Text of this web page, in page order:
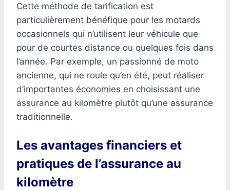
Cette méthode de tarification est
particulièrement bénéfique pour les motards
occasionnels qui n’utilisent leur véhicule que
pour de courtes distance ou quelques fois dans
l’année. Par exemple, un passionné de moto
ancienne, qui ne roule qu’en été, peut réaliser
d’importantes économies en choisissant une
assurance au kilomètre plutôt qu’une assurance
traditionnelle.
Les avantages financiers et
pratiques de l’assurance au
kilomètre